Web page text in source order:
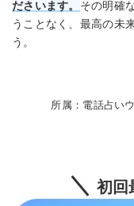
ださいます。 その明確
うことなく、最高の未
う。
所属：電話占い
初回